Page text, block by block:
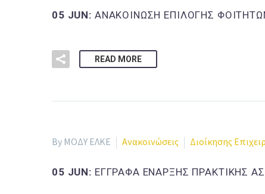
05 JUN: ΑΝΑΚΟΙΝΩΣΗ ΕΠΙΛΟΓΗΣ
READ MORE
By ΜΟΔΥ ΕΛΚΕ Ανακοινώσεις Διοίκησης
05 JUN: ΕΓΓΡΑΦΑ ΕΝΑΡΞΗΣ ΠΡΑΚΤΙΚΗΣ